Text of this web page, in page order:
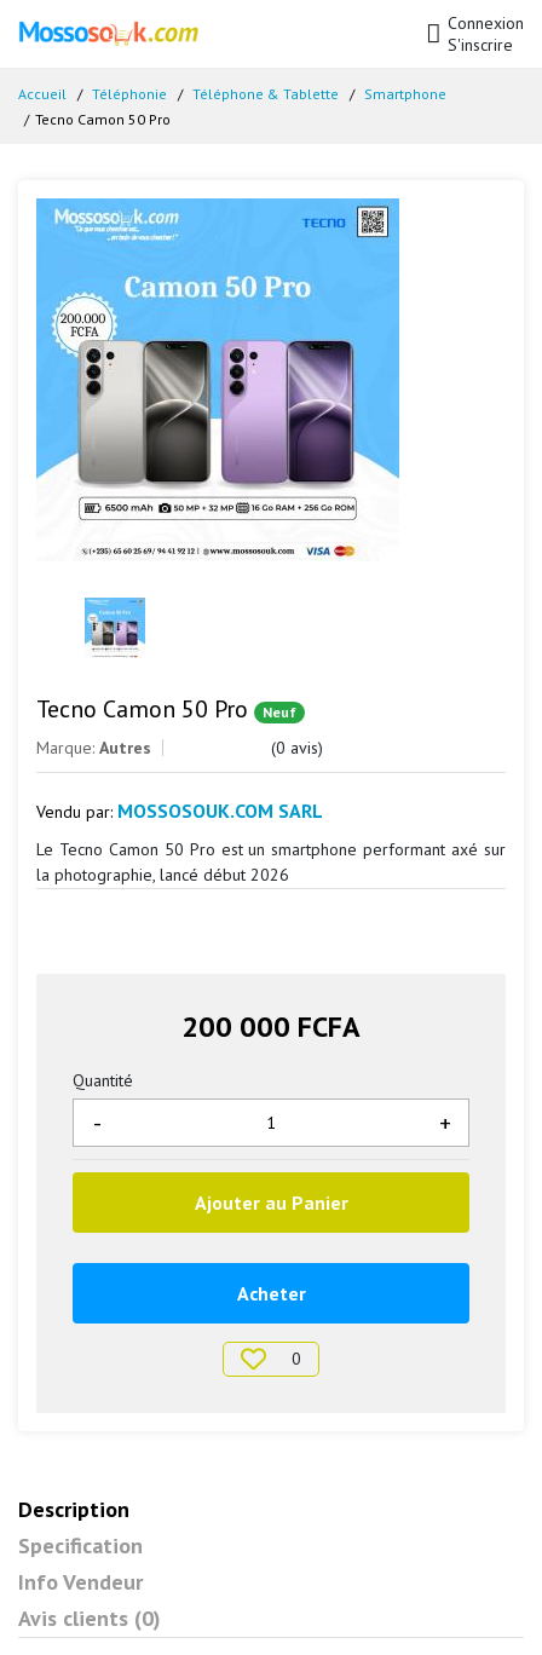
Connexion
S'inscrire
Accueil Téléphonie Téléphone & Tablette
Smartphone
Tecno Camon 50 Pro
Tecno Camon 50 Pro Neuf
Marque: Autres (0 avis)
Vendu par: MOSSOSOUK.COM SARL
Le Tecno Camon 50 Pro est un smartphone performant axé sur
la photographie, lancé début 2026
200 000 FCFA
Quantité
+
-
Ajouter au Panier
Acheter
0
Description
Specification
Info Vendeur
Avis clients (0)